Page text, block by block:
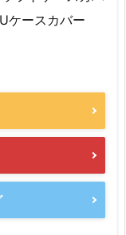
ケースカバー